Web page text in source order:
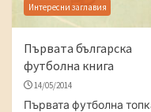
Интересни заглавия
Първата българска
футболна книга
14/05/2014
Първата футболна